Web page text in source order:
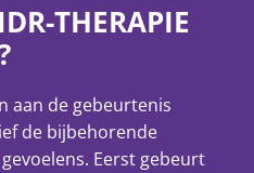
THERAPIE
aan de gebeurtenis
de bijbehorende
Eerst gebeurt